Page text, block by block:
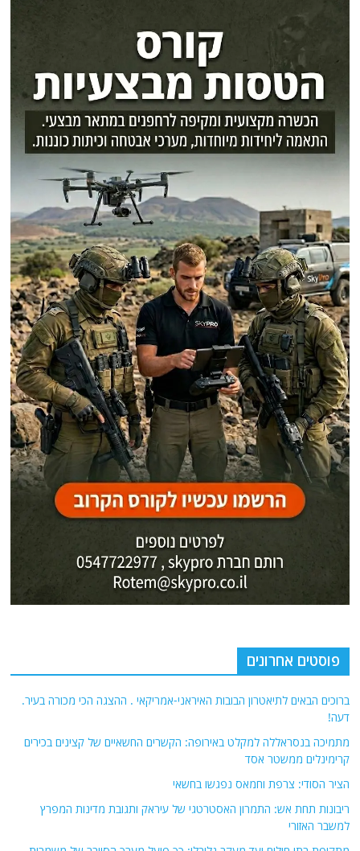
פוסטים אחרונים
ברוכים הבאים לתיאטרון הבובות האיראני-אמריקאי . ההצגה הכי מכורה בעיר.
דעה!
מתמיכה בנסראללה למקלט באירופה: הקשרים החשאיים של קצינים בכירים
קרימינלים ממשטר אסד
הציר הסודי: צרפת וחמאס נפגשו בחשאי
ריבונות תחת אש: התמרון האסטרטגי של עיראק ותגובת מדינות המפרץ
מתקיפת בתי חולים ועד מעקב גלובלי: כך פועל מערך הסייבר של משמרות
המהפכה בסיוע סין ורוסיה שמאיים על ישראל
אודות
(רשתות חברתיות, עיתונות, עדויות מקומיות ועוד) על מנת להביא את תמונת
המצב המקיפה והמדויקת ביותר של השטח.
אתר Nziv.net מכבד את זכויות היוצרים ועושה מאמצים לאיתור בעלי הזכויות
ביצירות הכלולות בכתבות. אם זיהית יצירה שאתה בעל הזכויות בה ואתה מעוניין